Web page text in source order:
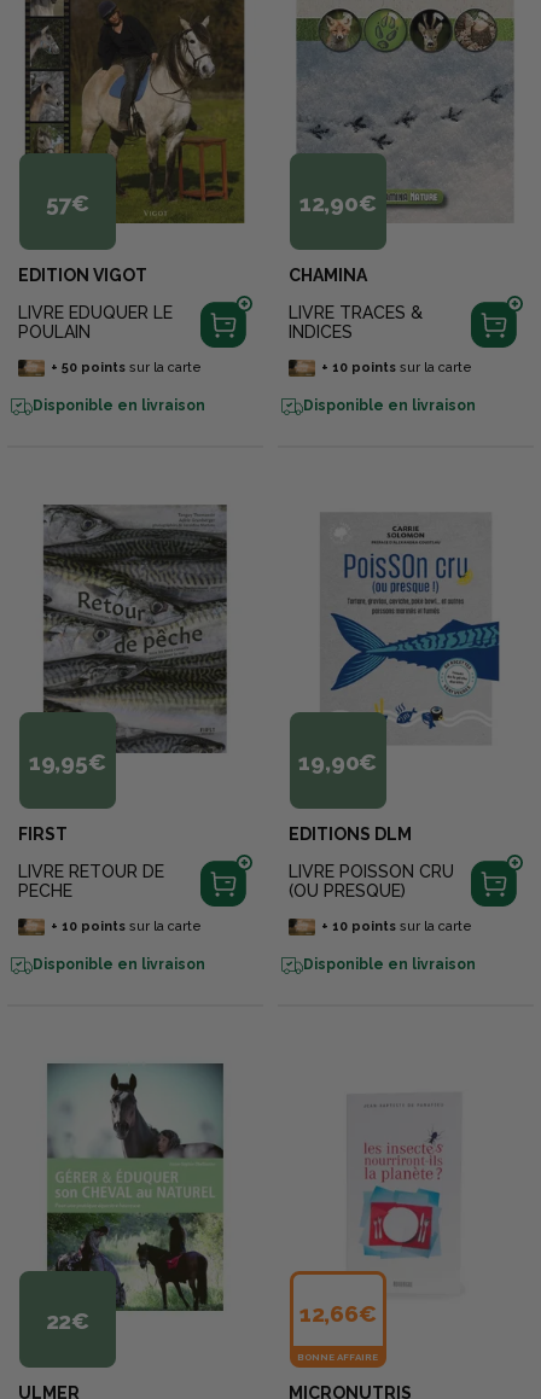
57€
EDITION VIGOT
LIVRE EDUQUER LE
POULAIN
+ 50pointssur la carte
Disponible en livraison
12,90€
CHAMINA
LIVRE TRACES &
INDICES
+ 10pointssur la carte
Disponible en livraison
19,95€
FIRST
LIVRE RETOUR DE
PECHE
+ 10pointssur la carte
Disponible en livraison
19,90€
EDITIONS DLM
LIVRE POISSON CRU
(OU PRESQUE)
+ 10pointssur la carte
Disponible en livraison
22€
ULMER
12,66€
BONNE AFFAIRE
MICRONUTRIS